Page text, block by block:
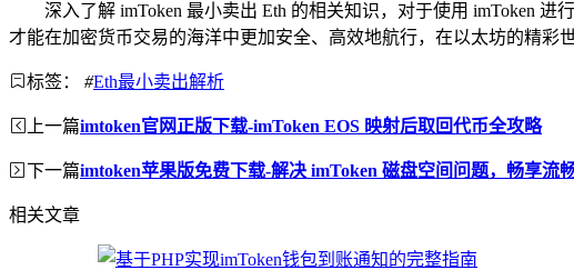
深入了解 imToken 最小卖出 Eth 的相关知识，对于使用 imToken
才能在加密货币交易的海洋中更加安全、高效地航行，在以太坊的精彩
标签： #Eth最小卖出解析
上一篇imtoken官网正版下载-imToken EOS 映射后取回代币全攻略
下一篇imtoken苹果版免费下载-解决 imToken 磁盘空间问题，畅享流
相关文章